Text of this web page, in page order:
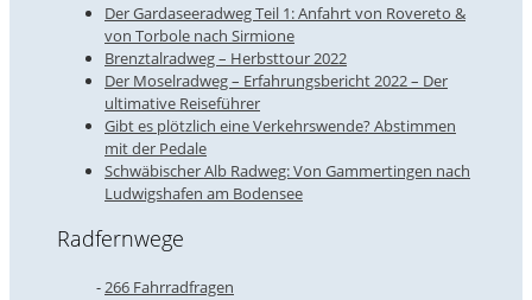
Der Gardaseeradweg Teil 1: Anfahrt von Rovereto &
von Torbole nach Sirmione
Brenztalradweg – Herbsttour 2022
Der Moselradweg – Erfahrungsbericht 2022 – Der
ultimative Reiseführer
Gibt es plötzlich eine Verkehrswende? Abstimmen
mit der Pedale
Schwäbischer Alb Radweg: Von Gammertingen nach
Ludwigshafen am Bodensee
Radfernwege
266 Fahrradfragen